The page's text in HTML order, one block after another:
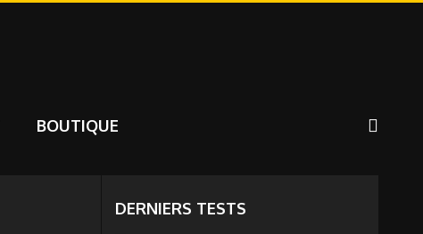
BOUTIQUE
DERNIERS TESTS